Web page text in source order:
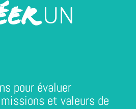
UN
pour évaluer
et valeurs de